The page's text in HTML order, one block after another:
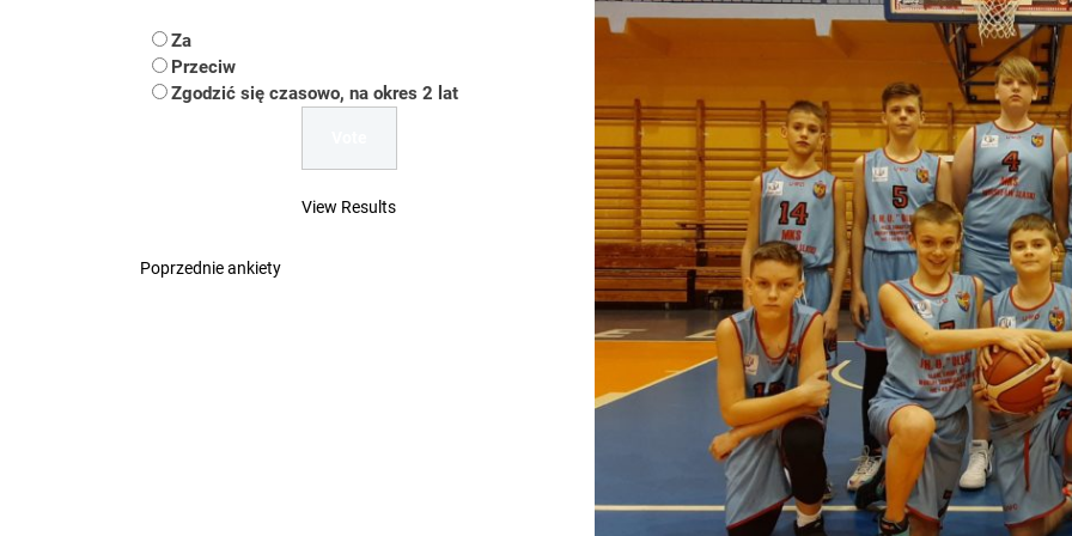
Uwaga Dębieńsko – woda nieprzydatna do spożycia!!!
Ilu mieszkańców ma Rybnik?
Dość komentowania kolejnych afer w ochronie zdrowia — czas zacząć mówić o
Za
Przeciw
Zgodzić się czasowo, na okres 2 lat
View Results
Poprzednie ankiety